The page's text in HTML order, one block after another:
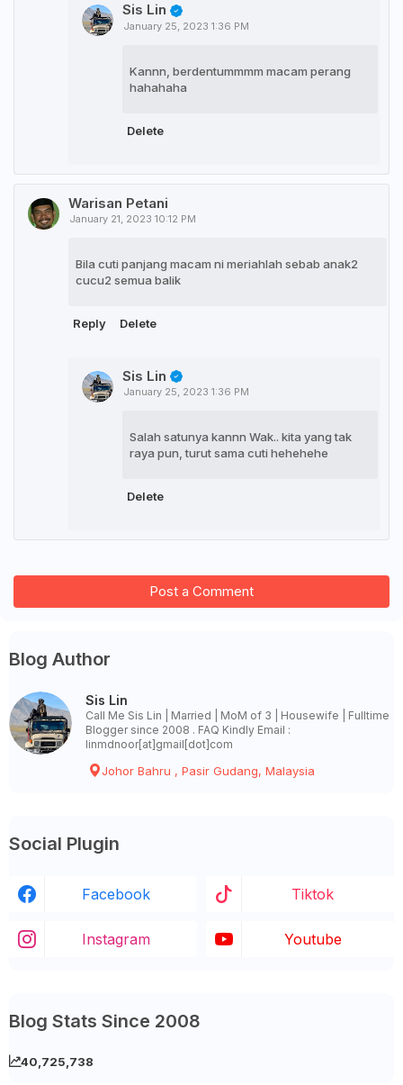
Sis Lin
January 25, 2023 1:36 PM
Kannn, berdentummmm macam perang
hahahaha
Delete
Warisan Petani
January 21, 2023 10:12 PM
Bila cuti panjang macam ni meriahlah sebab anak2
cucu2 semua balik
Reply Delete
Sis Lin
January 25, 2023 1:36 PM
Salah satunya kannn Wak.. kita yang tak
raya pun, turut sama cuti hehehehe
Delete
Post a Comment
Blog Author
Sis Lin
Call Me Sis Lin | Married | MoM of 3 | Housewife | Fulltime
Blogger since 2008 . FAQ Kindly Email :
linmdnoor[at]gmail[dot]com
Johor Bahru , Pasir Gudang, Malaysia
Social Plugin
Facebook Tiktok
Instagram Youtube
Blog Stats Since 2008
40,725,738